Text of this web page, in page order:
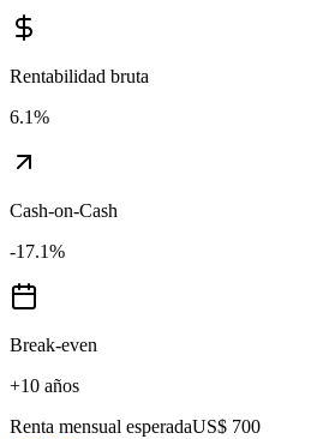
Rentabilidad bruta
6.1%
Cash-on-Cash
-17.1%
Break-even
+10 años
Renta mensual esperadaUS$ 700